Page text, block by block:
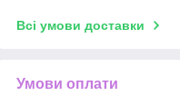
Всі умови доставки
Умови оплати